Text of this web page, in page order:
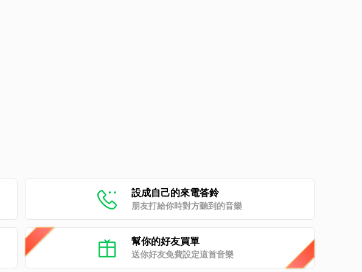
設成自己的來電答鈴
朋友打給你時對方聽到的音樂
幫你的好友買單
送你好友免費設定這首音樂